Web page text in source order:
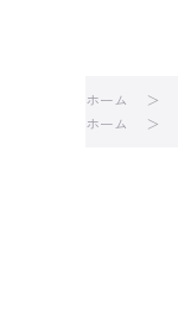
ホーム
ホーム